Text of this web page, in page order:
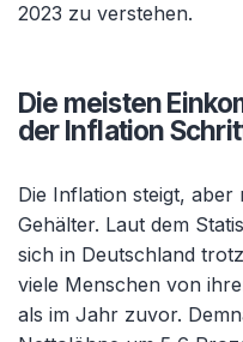
2023 zu verstehen.
Die meisten
der Inflation
Die Inflation steigt,
Gehälter. Laut dem
sich in Deutschland
viele Menschen von
als im Jahr zuvor.